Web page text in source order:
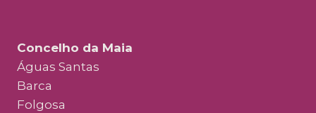
Concelho da Maia
Águas Santas
Barca
Folgosa